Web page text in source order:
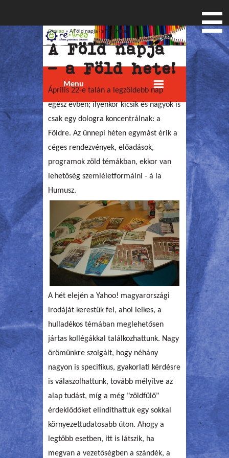
Menu
Jelenlegi hely
Címlap » A Föld napja - a Föld hete!
A Föld napja
- a Föld hete!
Április 22-e talán a legzöldebb nap
egész évben; ilyenkor kicsik és nagyok is
csak egy dologra koncentrálnak: a
Földre. Az ünnepi héten egymást érik a
céges rendezvények, előadások,
programok zöld témákban, ekkor van
lehetőség szemléletformálni - á la
Humusz.
A hét elején a Yahoo! magyarországi
irodáját kerestük fel, ahol lelkes, a
hulladékos témában meglehetősen
jártas kollégákkal találkozhattunk. Nagy
örömünkre szolgált, hogy néhány
nagyon is specifikus, gyakorlati kérdésre
is válaszolhattunk, tovább mélyítve az
alap tudást, míg a még "zöldfülő"
érdeklődőket elindíthattuk egy sokkal
környezettudatosabb úton. Ahogy a
legtöbb esetben, itt is látszik, ha
megvan a vezetőségben a szándék, a